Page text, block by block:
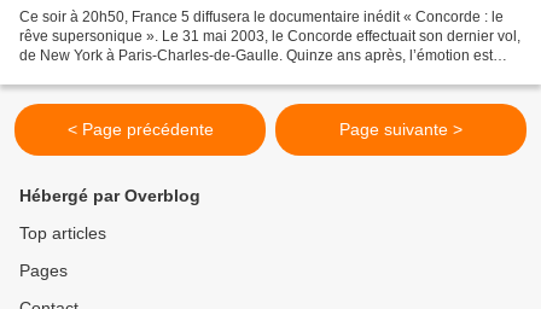
Ce soir à 20h50, France 5 diffusera le documentaire inédit « Concorde : le
rêve supersonique ». Le 31 mai 2003, le Concorde effectuait son dernier vol,
de New York à Paris-Charles-de-Gaulle. Quinze ans après, l’émotion est
< Page précédente Page suivante >
Hébergé par Overblog
Top articles
Pages